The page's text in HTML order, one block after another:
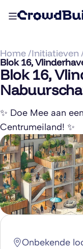
Home /Initiatieven
Blok 16,
Blok 16,
✨ Doe Mee aan
Centrumeiland! ✨
Onbekende